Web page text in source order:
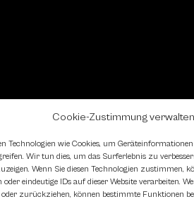
Cookie-Zustimmung verwalten
Technologien wie Cookies, um
Wir tun dies, um das Surferlebnis zu
Wenn Sie diesen Technologien zustimmen,
oder eindeutige IDs auf dieser Website verarbeiten.
zurückziehen, können bestimmte Funktionen